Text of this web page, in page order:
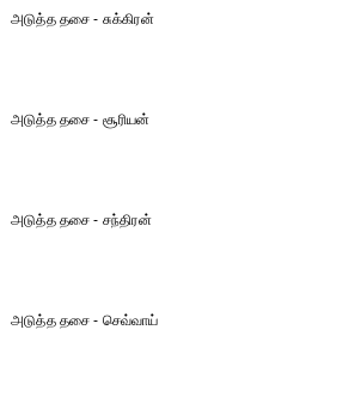
அடுத்த தசை - சுக்கிரன்
அடுத்த தசை - சூரியன்
அடுத்த தசை - சந்திரன்
அடுத்த தசை - செவ்வாய்